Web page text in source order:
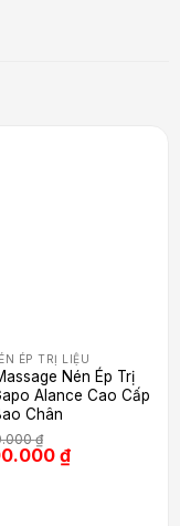
để thử xem
chọn tạ quá
ÉP TRỊ LIỆU
Nén Ép Trị
Alance Cao Cấp
Chân
₫
₫